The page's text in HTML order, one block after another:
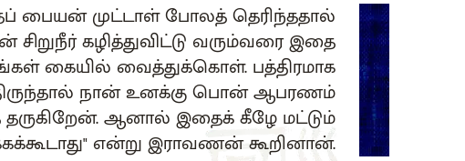
பையன் முட்டாள் போலத் தெரிந்ததால்
கழித்துவிட்டு வரும்வரை இதை
கையில் வைத்துக்கொள். பத்திரமாக
நான் உனக்கு பொன் ஆபரணம்
ஆனால் இதைக் கீழே மட்டும்
என்று இராவணன் கூறினான்.